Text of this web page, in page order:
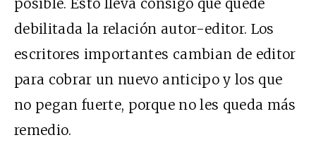
posible. Esto lleva consigo que quede
debilitada la relación autor-editor. Los
escritores importantes cambian de editor
para cobrar un nuevo anticipo y los que
no pegan fuerte, porque no les queda más
remedio.